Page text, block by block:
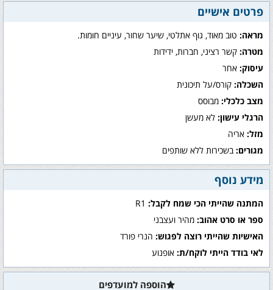
פרטים אישיים
מראה: טוב מאוד, גוף אתלטי, שיער שחור, עיניים חומות.
מטרה: קשר רציני, חברות, ידידות
עיסוק: אחר
השכלה: קורס/על תיכונית
מצב כלכלי: מבוסס
הרגלי עישון: לא מעשן
מזל: אריה
מגורים: בשכירות ללא שותפים
מידע נוסף
המתנה שהייתי הכי שמח לקבל: R1
ספר או סרט אהוב: מהיר ועצבני
האישיות שהייתי רוצה לפגוש: הנרי פורד
לאי בודד הייתי לוקח/ת: אופנוע
הוספה למועדפים